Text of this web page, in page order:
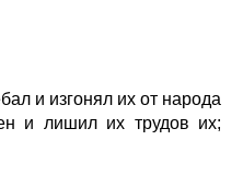
и изгонял их от народа
и лишил их трудов их;